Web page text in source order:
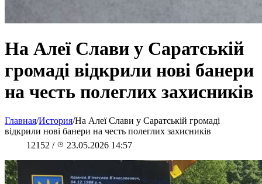
На Алеї Слави у Саратській
громаді відкрили нові банери
на честь полеглих захисників
Главная/История/На Алеї Слави у Саратській громаді
відкрили нові банери на честь полеглих захисників
12152 / 23.05.2026 14:57